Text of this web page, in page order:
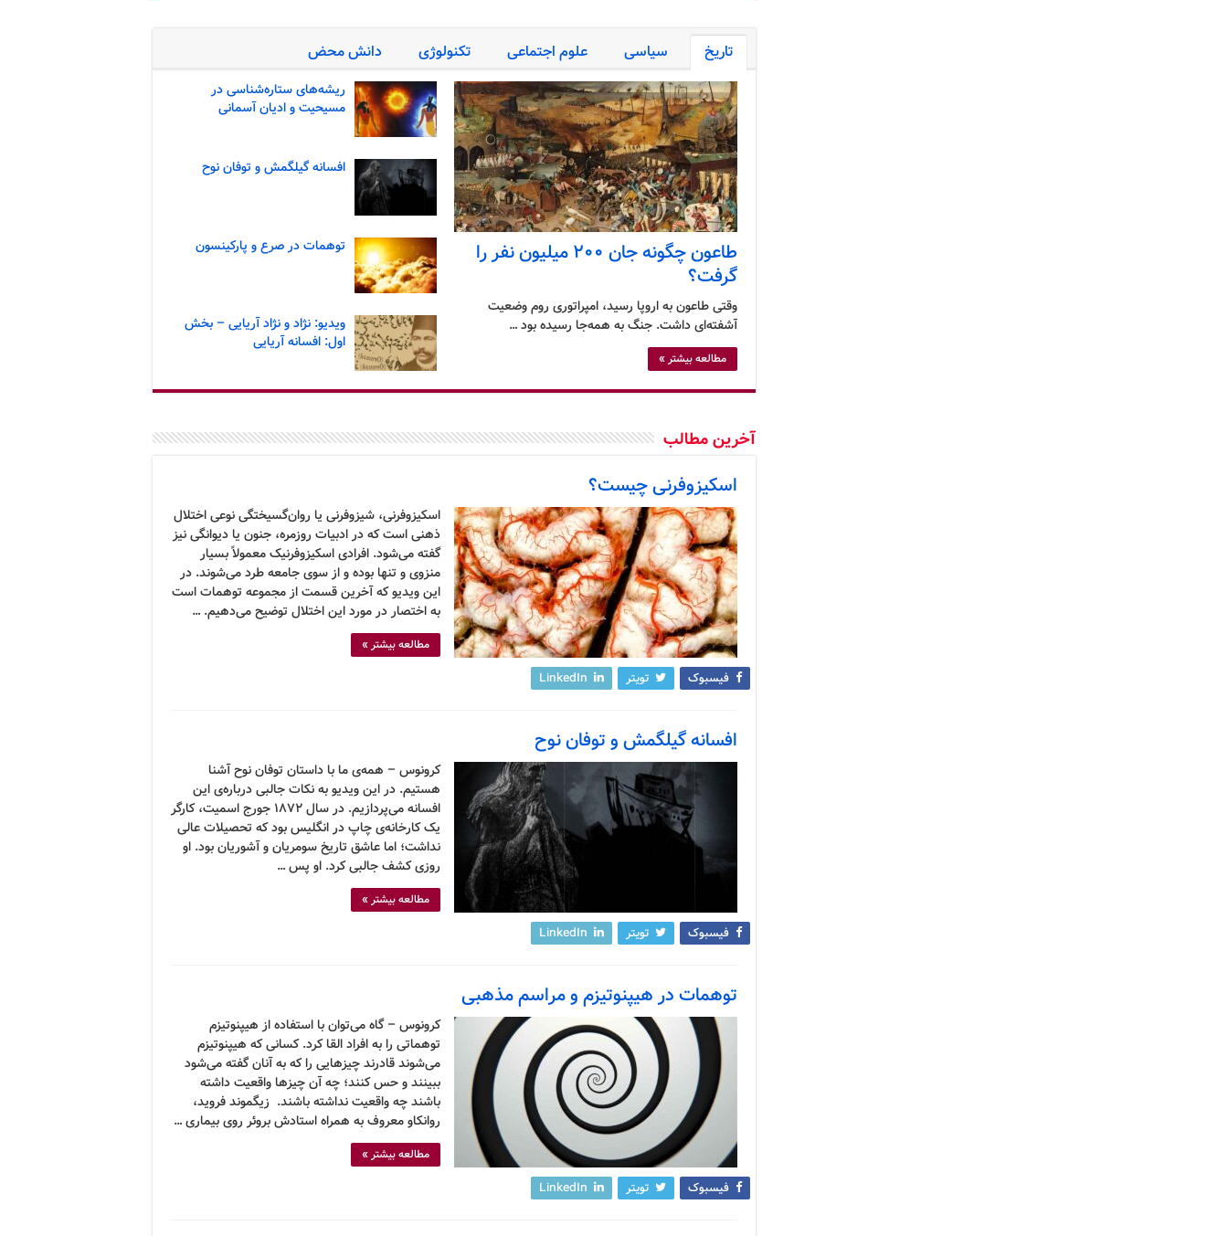
تاریخ سیاسی علوم اجتماعی تکنولوژی دانش محض
طاعون چگونه جان ۲۰۰ میلیون نفر را
گرفت؟
وقتی طاعون به اروپا رسید، امپراتوری روم وضعیت
آشفته‌ای داشت. جنگ به همه‌جا رسیده بود …
مطالعه بیشتر »
ریشه‌های ستاره‌شناسی در
مسیحیت و ادیان آسمانی
افسانه گیلگمش و توفان نوح
توهمات در صرع و پارکینسون
ویدیو: نژاد و نژاد آریایی – بخش
اول: افسانه آریایی
آخرین مطالب
اسکیزوفرنی چیست؟
اسکیزوفرنی، شیزوفرنی یا روان‌گسیختگی نوعی اختلال
ذهنی است که در ادبیات روزمره، جنون یا دیوانگی نیز
گفته می‌شود. افرادی اسکیزوفرنیک معمولاً بسیار
منزوی و تنها بوده و از سوی جامعه طرد می‌شوند. در
این ویدیو که آخرین قسمت از مجموعه توهمات است
به اختصار در مورد این اختلال توضیح می‌دهیم. …
مطالعه بیشتر »
فیسبوک تویتر LinkedIn
افسانه گیلگمش و توفان نوح
کرونوس – همه‌ی ما با داستان توفان نوح آشنا
هستیم. در این ویدیو به نکات جالبی درباره‌ی این
افسانه می‌پردازیم. در سال ۱۸۷۲ جورج اسمیت، کارگر
یک کارخانه‌ی چاپ در انگلیس بود که تحصیلات عالی
نداشت؛ اما عاشق تاریخ سومریان و آشوریان بود. او
روزی کشف جالبی کرد. او پس …
مطالعه بیشتر »
فیسبوک تویتر LinkedIn
توهمات در هیپنوتیزم و مراسم مذهبی
کرونوس – گاه می‌توان با استفاده از هیپنوتیزم
توهماتی را به افراد القا کرد. کسانی که هیپنوتیزم
می‌شوند قادرند چیزهایی را که به آنان گفته می‌شود
ببینند و حس کنند؛ چه آن چیزها واقعیت داشته
باشند چه واقعیت نداشته باشند. زیگموند فروید،
روانکاو معروف به همراه استادش بروئر روی بیماری …
مطالعه بیشتر »
فیسبوک تویتر LinkedIn